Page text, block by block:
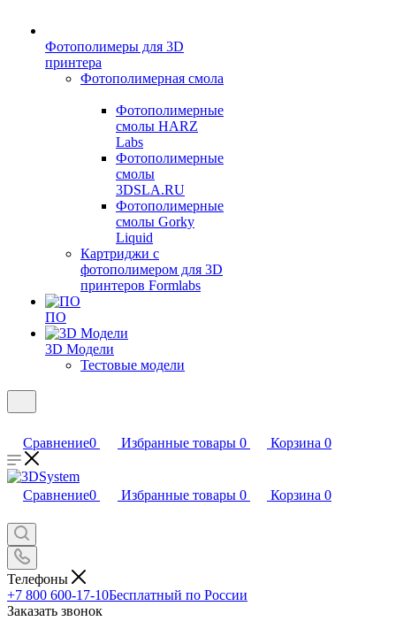
Фотополимеры для 3D
принтера
Фотополимерная смола
Фотополимерные
смолы HARZ
Labs
Фотополимерные
смолы
3DSLA.RU
Фотополимерные
смолы Gorky
Liquid
Картриджи с
фотополимером для 3D
принтеров Formlabs
ПО
3D Модели
Тестовые модели
Сравнение0 Избранные товары 0 Корзина 0
Сравнение0 Избранные товары 0 Корзина 0
Телефоны
+7 800 600-17-10Бесплатный по России
Заказать звонок